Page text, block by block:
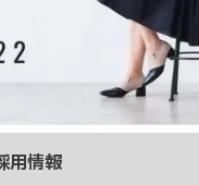
用情報